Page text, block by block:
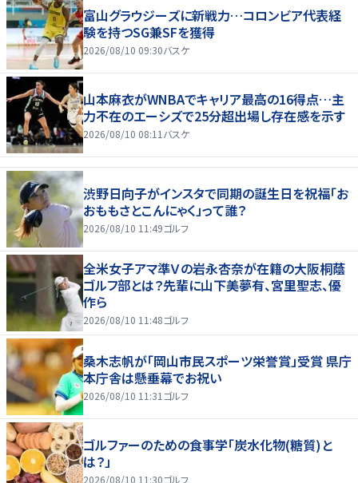
富山グラウジーズに新戦力…コロンビア代表経
験を持つSG兼SFを獲得
2026/08/10 09:30バスケ
山本麻衣がWNBAでキャリア最高の16得点…主
力不在のエーシズで25分超出場し存在感を示す
2026/08/10 08:11 バスケ
渋野日向子がインスタで同期の誕生日を祝福「お
おももさとこんにゃく」って誰？
2026/08/10 11:49ゴルフ
全米女子アマ準Ｖの岩永杏奈が在籍の大阪桐蔭
ゴルフ部とは？先輩に山下美夢有、宮里聖志、優
作ら
2026/08/10 11:48ゴルフ
桑木志帆が「岡山市民スポーツ栄誉賞」受賞 県庁
本庁舎は懸垂幕でお祝い
2026/08/10 11:31 ゴルフ
ゴルファーのための食事学「炭水化物(糖質)と
は？」
2026/08/10 11:30ゴルフ